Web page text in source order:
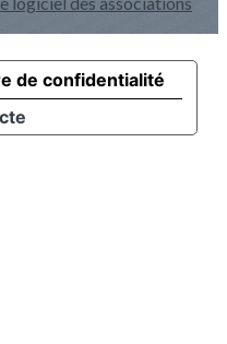
de confidentialité